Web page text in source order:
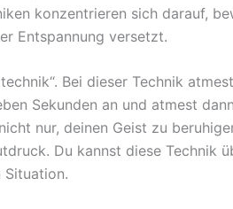
konzentrieren sich darauf,
Entspannung versetzt.
Bei dieser Technik
Sekunden an und atmest
nur, deinen Geist zu
Du kannst diese Technik
Situation.